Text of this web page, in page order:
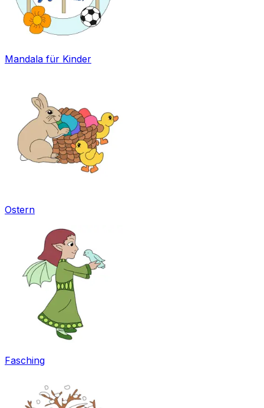
Mandala für Kinder
Ostern
Fasching